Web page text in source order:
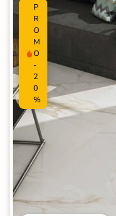
P
R
O
M
O
-
2
0
%